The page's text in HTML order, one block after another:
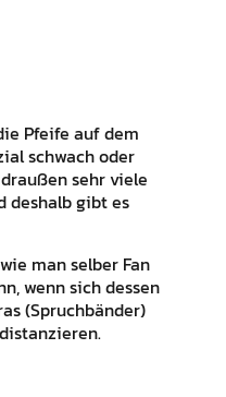
Pfeife auf dem
schwach oder
sehr viele
deshalb gibt es
man selber Fan
wenn sich dessen
(Spruchbänder)